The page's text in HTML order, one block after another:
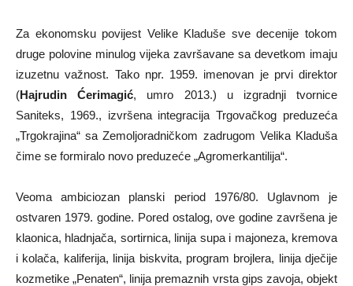
Za ekonomsku povijest Velike Kladuše sve decenije tokom
druge polovine minulog vijeka završavane sa devetkom imaju
izuzetnu važnost. Tako npr. 1959. imenovan je prvi direktor
(Hajrudin Ćerimagić, umro 2013.) u izgradnji tvornice
Saniteks, 1969., izvršena integracija Trgovačkog preduzeća
„Trgokrajina“ sa Zemoljoradničkom zadrugom Velika Kladuša
čime se formiralo novo preduzeće „Agromerkantilija“.
Veoma ambiciozan planski period 1976/80. Uglavnom je
ostvaren 1979. godine. Pored ostalog, ove godine završena je
klaonica, hladnjača, sortirnica, linija supa i majoneza, kremova
i kolača, kaliferija, linija biskvita, program brojlera, linija dječije
kozmetike „Penaten“, linija premaznih vrsta gips zavoja, objekt